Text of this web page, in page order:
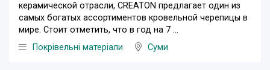
керамической отрасли, СREATON предлагает один из
самых богатых ассортиментов кровельной черепицы в
мире. Стоит отметить, что в год на 7 ...
Покрівельні матеріали
Суми